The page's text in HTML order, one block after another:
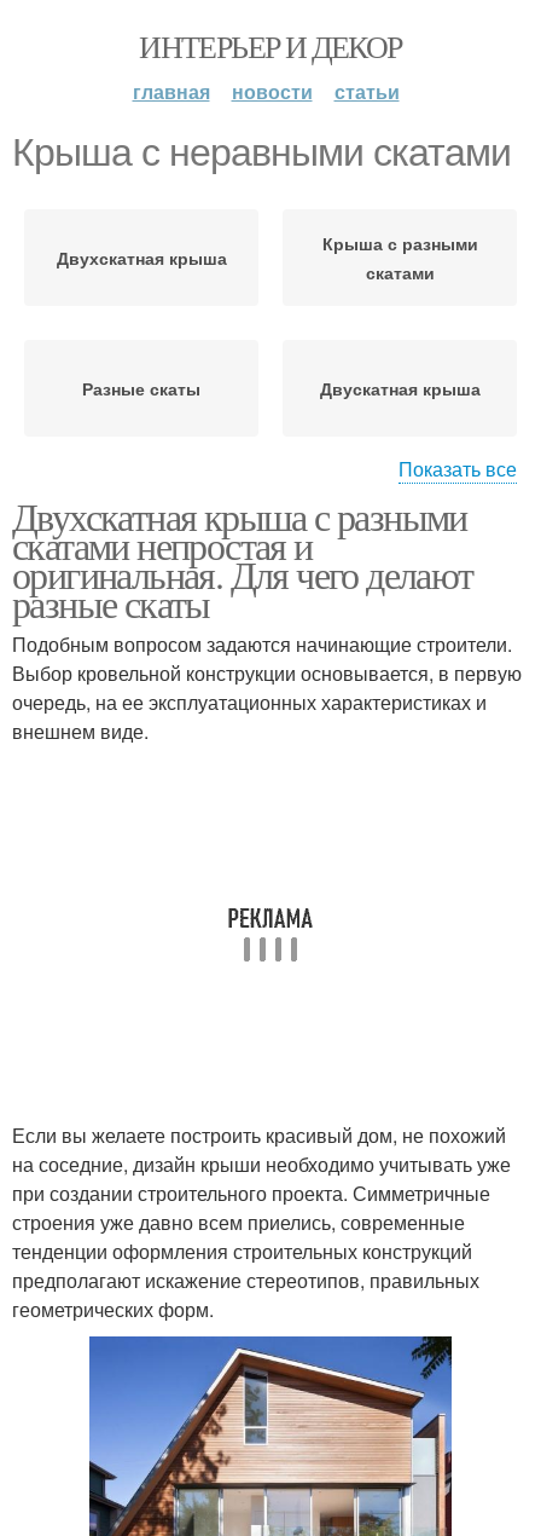
ИНТЕРЬЕР И ДЕКОР
главная новости статьи
Крыша с неравными скатами
Двухскатная крыша
Крыша с разными
скатами
Разные скаты Двускатная крыша
коньком
скатами
Двухскатные крыши
Крыша с разными
углами
Длинные скаты
Пристройки с
двускатной крышей
Крыша с выносом
Асимметричная крыша Двущипцовые крыши
Показать все
Двухскатная крыша с разными
скатами непростая и
оригинальная. Для чего делают
разные скаты
Подобным вопросом задаются начинающие строители.
Выбор кровельной конструкции основывается, в первую
очередь, на ее эксплуатационных характеристиках и
внешнем виде.
Если вы желаете построить красивый дом, не похожий
на соседние, дизайн крыши необходимо учитывать уже
при создании строительного проекта. Симметричные
строения уже давно всем приелись, современные
тенденции оформления строительных конструкций
предполагают искажение стереотипов, правильных
геометрических форм.